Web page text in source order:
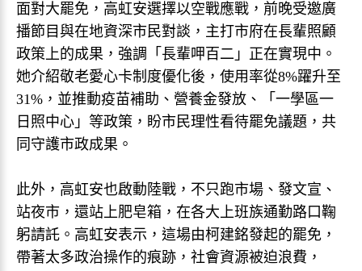
面對大罷免，高虹安選擇以空戰應戰，前晚受邀廣
播節目與在地資深市民對談，主打市府在長輩照顧
政策上的成果，強調「長輩呷百二」正在實現中。
她介紹敬老愛心卡制度優化後，使用率從8%躍升至
31%，並推動疫苗補助、營養金發放、「一學區一
日照中心」等政策，盼市民理性看待罷免議題，共
同守護市政成果。
此外，高虹安也啟動陸戰，不只跑市場、發文宣、
站夜市，還站上肥皂箱，在各大上班族通勤路口鞠
躬請託。高虹安表示，這場由柯建銘發起的罷免，
帶著太多政治操作的痕跡，社會資源被迫浪費，